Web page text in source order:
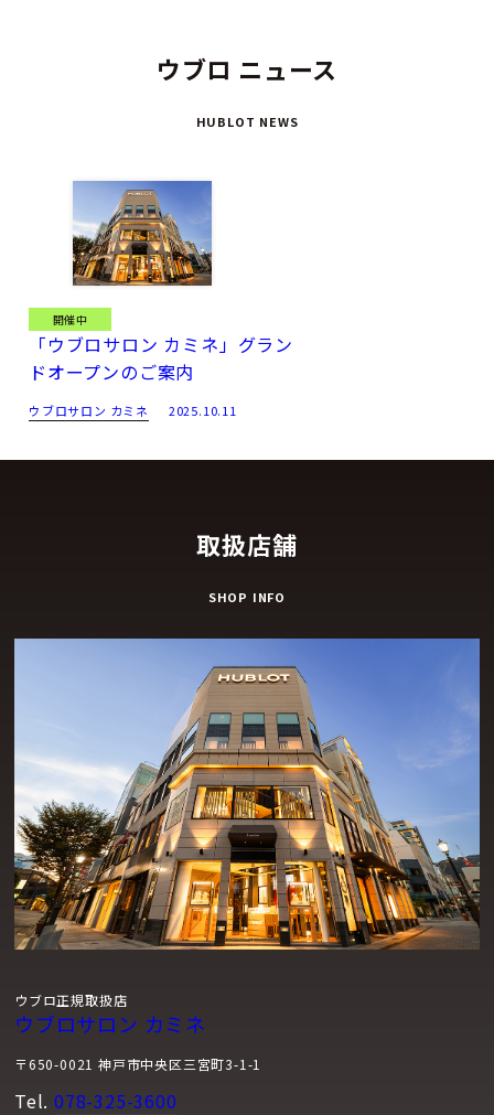
ウブロ ニュース
HUBLOT NEWS
開催中
「ウブロサロン カミネ」グラン
ドオープンのご案内
ウブロサロン カミネ 2025.10.11
取扱店舗
SHOP INFO
ウブロ正規取扱店
ウブロサロン カミネ
〒650-0021 神戸市中央区三宮町3-1-1
Tel. 078-325-3600